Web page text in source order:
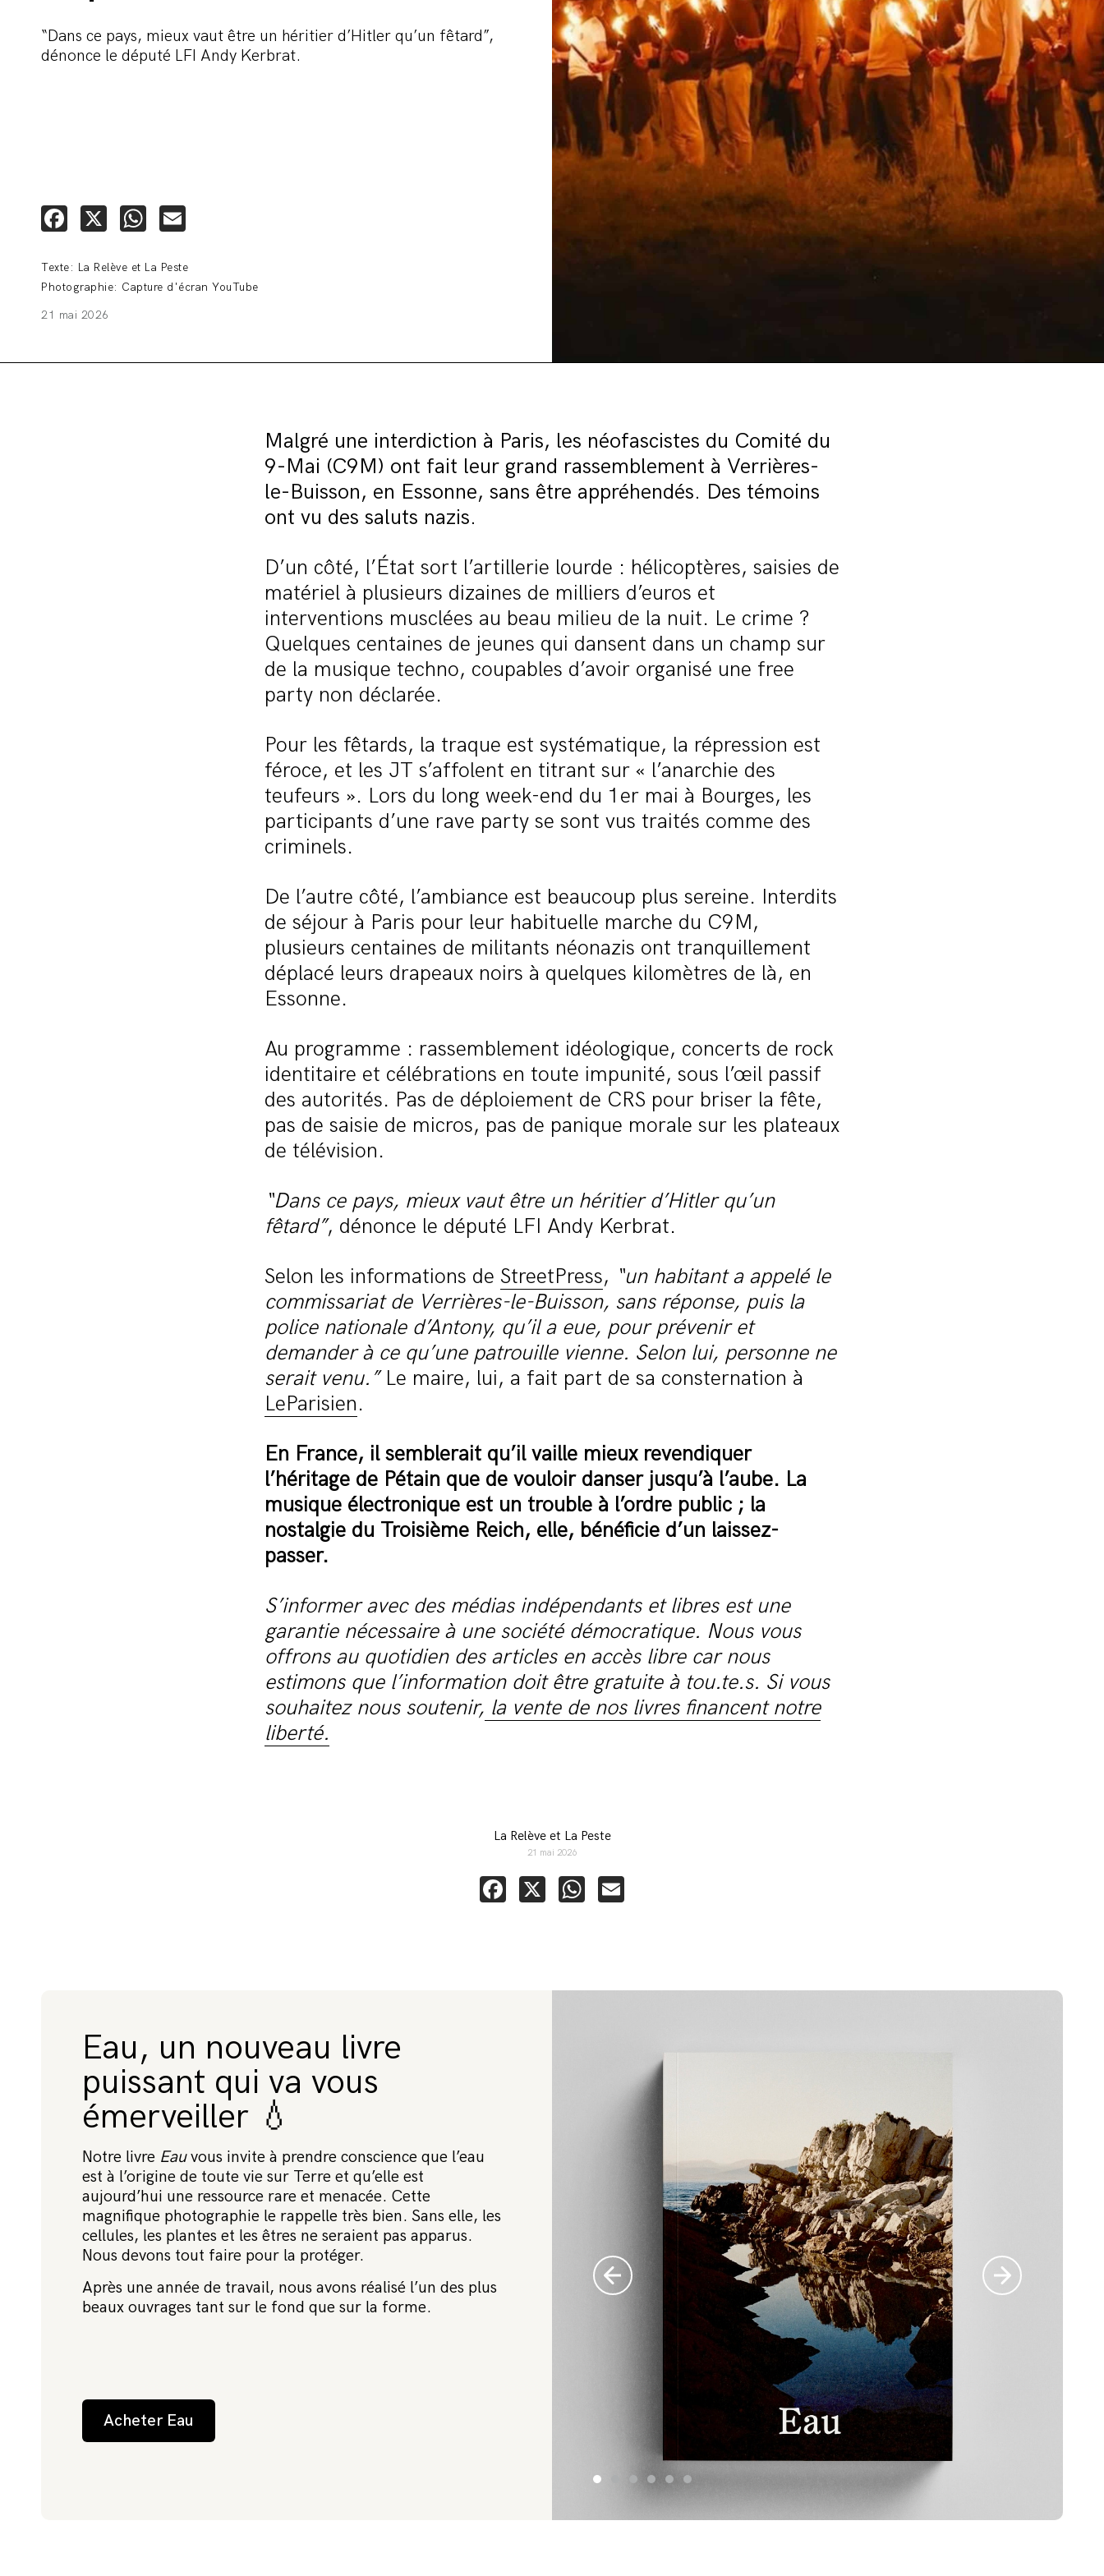
“Dans ce pays, mieux vaut être un héritier d’Hitler qu’un fêtard”,
dénonce le député LFI Andy Kerbrat.
Facebook
X WhatsApp
Texte: La Relève et La Peste
Photographie: Capture d'écran YouTube
21 mai 2026
Malgré une interdiction à Paris, les néofascistes du Comité du
9-Mai (C9M) ont fait leur grand rassemblement à Verrières-
le-Buisson, en Essonne, sans être appréhendés. Des témoins
ont vu des saluts nazis.
D’un côté, l’État sort l’artillerie lourde : hélicoptères, saisies de
matériel à plusieurs dizaines de milliers d’euros et
interventions musclées au beau milieu de la nuit. Le crime ?
Quelques centaines de jeunes qui dansent dans un champ sur
de la musique techno, coupables d’avoir organisé une free
party non déclarée.
Pour les fêtards, la traque est systématique, la répression est
féroce, et les JT s’affolent en titrant sur « l’anarchie des
teufeurs ». Lors du long week-end du 1er mai à Bourges, les
participants d’une rave party se sont vus traités comme des
criminels.
De l’autre côté, l’ambiance est beaucoup plus sereine. Interdits
de séjour à Paris pour leur habituelle marche du C9M,
plusieurs centaines de militants néonazis ont tranquillement
déplacé leurs drapeaux noirs à quelques kilomètres de là, en
Essonne.
Au programme : rassemblement idéologique, concerts de rock
identitaire et célébrations en toute impunité, sous l’œil passif
des autorités. Pas de déploiement de CRS pour briser la fête,
pas de saisie de micros, pas de panique morale sur les plateaux
de télévision.
“Dans ce pays, mieux vaut être un héritier d’Hitler qu’un
fêtard”, dénonce le député LFI Andy Kerbrat.
Selon les informations de StreetPress, “un habitant a appelé le
commissariat de Verrières-le-Buisson, sans réponse, puis la
police nationale d’Antony, qu’il a eue, pour prévenir et
demander à ce qu’une patrouille vienne. Selon lui, personne ne
serait venu.”Le maire, lui, a fait part de sa consternation à
LeParisien.
En France, il semblerait qu’il vaille mieux revendiquer
l’héritage de Pétain que de vouloir danser jusqu’à l’aube. La
musique électronique est un trouble à l’ordre public ; la
nostalgie du Troisième Reich, elle, bénéficie d’un laissez-
passer.
S’informer avec des médias indépendants et libres est une
garantie nécessaire à une société démocratique. Nous vous
offrons au quotidien des articles en accès libre car nous
estimons que l’information doit être gratuite à tou.te.s. Si vous
souhaitez nous soutenir, la vente de nos livres financent notre
liberté.
La Relève et La Peste
21 mai 2026
Facebook
X WhatsApp
F
AI
R
E
U
N
D
O
N
Eau, un nouveau livre
puissant qui va vous
émerveiller 💧
Notre livre Eauvous invite à prendre conscience que l’eau
est à l’origine de toute vie sur Terre et qu’elle est
aujourd’hui une ressource rare et menacée. Cette
magnifique photographie le rappelle très bien. Sans elle, les
cellules, les plantes et les êtres ne seraient pas apparus.
Nous devons tout faire pour la protéger.
Après une année de travail, nous avons réalisé l’un des plus
beaux ouvrages tant sur le fond que sur la forme.
Acheter Eau